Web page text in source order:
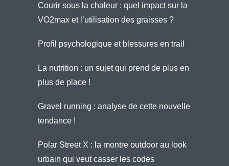
Courir sous la chaleur : quel impact sur la
VO2max et l’utilisation des graisses ?
Profil psychologique et blessures en trail
La nutrition : un sujet qui prend de plus en
plus de place !
Gravel running : analyse de cette nouvelle
tendance !
Polar Street X : la montre outdoor au look
urbain qui veut casser les codes